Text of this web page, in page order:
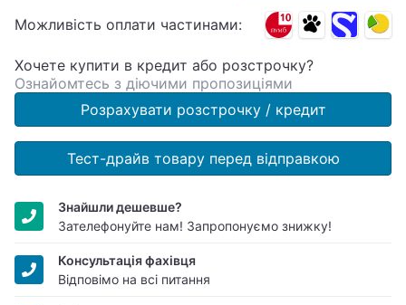
Можливість оплати частинами:
Хочете купити в кредит або розстрочку?
Ознайомтесь з діючими пропозиціями
Розрахувати розстрочку / кредит
Тест-драйв товару перед відправкою
Знайшли дешевше?
Зателефонуйте нам! Запропонуємо знижку!
Консультація фахівця
Відповімо на всі питання